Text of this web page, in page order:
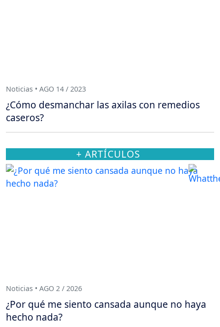
Noticias • AGO 14 / 2023
¿Cómo desmanchar las axilas con remedios
caseros?
+ ARTÍCULOS
Noticias • AGO 2 / 2026
¿Por qué me siento cansada aunque no haya
hecho nada?